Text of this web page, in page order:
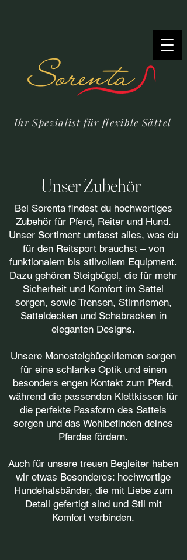
Ihr Spezialist für flexible Sättel
Unser Zubehör
Bei Sorenta findest du hochwertiges
Zubehör für Pferd, Reiter und Hund.
Unser Sortiment umfasst alles, was du
für den Reitsport brauchst – von
funktionalem bis stilvollem Equipment.
Dazu gehören Steigbügel, die für mehr
Sicherheit und Komfort im Sattel
sorgen, sowie Trensen, Stirnriemen,
Satteldecken und Schabracken in
eleganten Designs.
Unsere Monosteigbügelriemen sorgen
für eine schlanke Optik und einen
besonders engen Kontakt zum Pferd,
während die passenden Klettkissen für
die perfekte Passform des Sattels
sorgen und das Wohlbefinden deines
Pferdes fördern.
Auch für unsere treuen Begleiter haben
wir etwas Besonderes: hochwertige
Hundehalsbänder, die mit Liebe zum
Detail gefertigt sind und Stil mit
Komfort verbinden.